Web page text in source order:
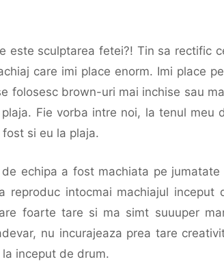
este sculptarea fetei?! Tin sa rectific
care imi place enorm. Imi place
folosesc brown-uri mai inchise sau
Fie vorba intre noi, la tenul meu
si eu la plaja.
echipa a fost machiata pe jumatate
reproduc intocmai machiajul inceput
foarte tare si ma simt suuuper
nu incurajeaza prea tare
inceput de drum.